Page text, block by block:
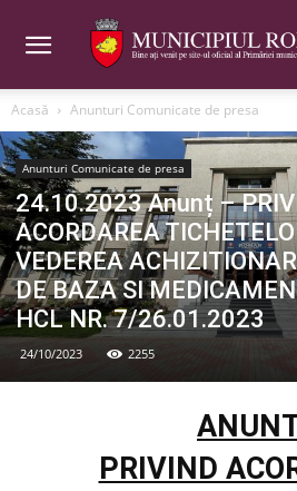
Acasă Anunturi Comunicate de presa
Anunturi Comunicate de presa
24.10.2023 Anunț –
ACORDAREA
VEDEREA
DE BAZA SI
HCL NR. 7/26.01.2023
24/10/2023 2255
PRIVIND